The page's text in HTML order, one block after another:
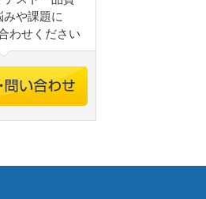
みや課題に
わせください